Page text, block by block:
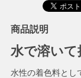
商品説明
水で溶い
水性の着色料とし